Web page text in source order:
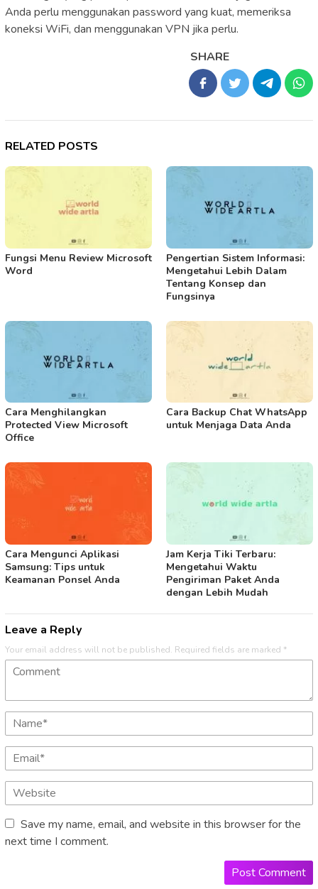
Anda perlu menggunakan password yang kuat, memeriksa
koneksi WiFi, dan menggunakan VPN jika perlu.
SHARE
RELATED POSTS
Fungsi Menu Review Microsoft
Word
Pengertian Sistem Informasi:
Mengetahui Lebih Dalam
Tentang Konsep dan
Fungsinya
Cara Menghilangkan
Protected View Microsoft
Office
Cara Backup Chat WhatsApp
untuk Menjaga Data Anda
Cara Mengunci Aplikasi
Samsung: Tips untuk
Keamanan Ponsel Anda
Jam Kerja Tiki Terbaru:
Mengetahui Waktu
Pengiriman Paket Anda
dengan Lebih Mudah
Leave a Reply
Your email address will not be published. Required fields are marked *
Save my name, email, and website in this browser for the
next time I comment.